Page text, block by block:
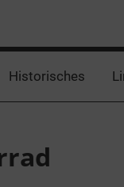
Historisches